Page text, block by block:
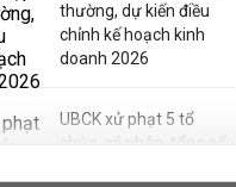
thường, dự kiến điều
chỉnh kế hoạch kinh
doanh 2026
UBCK xử phạt 5 tổ
chức, cá nhân, tổng số